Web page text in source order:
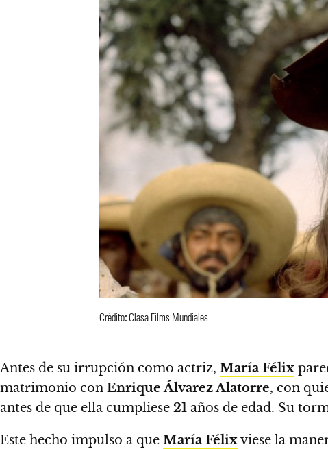
Crédito: Clasa Films Mundiales
Antes de su irrupción como actriz, María Félix
matrimonio con Enrique Álvarez Alatorre, con
antes de que ella cumpliese 21 años de edad. Su
Este hecho impulso a que María Félixviese la